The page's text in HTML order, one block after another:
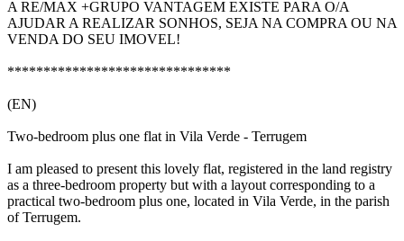
A RE/MAX +GRUPO VANTAGEM EXISTE PARA O/A
AJUDAR A REALIZAR SONHOS, SEJA NA COMPRA OU NA
VENDA DO SEU IMOVEL!
*******************************
(EN)
Two-bedroom plus one flat in Vila Verde - Terrugem
I am pleased to present this lovely flat, registered in the land registry
as a three-bedroom property but with a layout corresponding to a
practical two-bedroom plus one, located in Vila Verde, in the parish
of Terrugem.